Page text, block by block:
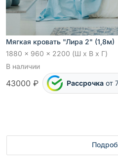
Мягкая кровать "Лира 2" (1,8м)
1880 x 960 x 2200 (Ш x В x Г)
В наличии
43000 ₽ Рассрочка от